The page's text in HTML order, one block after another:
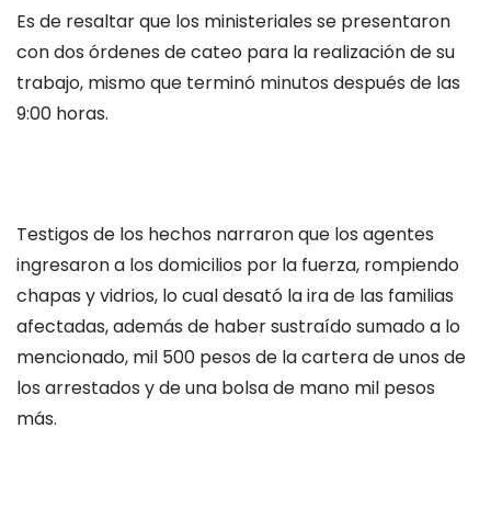
Es de resaltar que los ministeriales se presentaron
con dos órdenes de cateo para la realización de su
trabajo, mismo que terminó minutos después de las
9:00 horas.
Testigos de los hechos narraron que los agentes
ingresaron a los domicilios por la fuerza, rompiendo
chapas y vidrios, lo cual desató la ira de las familias
afectadas, además de haber sustraído sumado a lo
mencionado, mil 500 pesos de la cartera de unos de
los arrestados y de una bolsa de mano mil pesos
más.